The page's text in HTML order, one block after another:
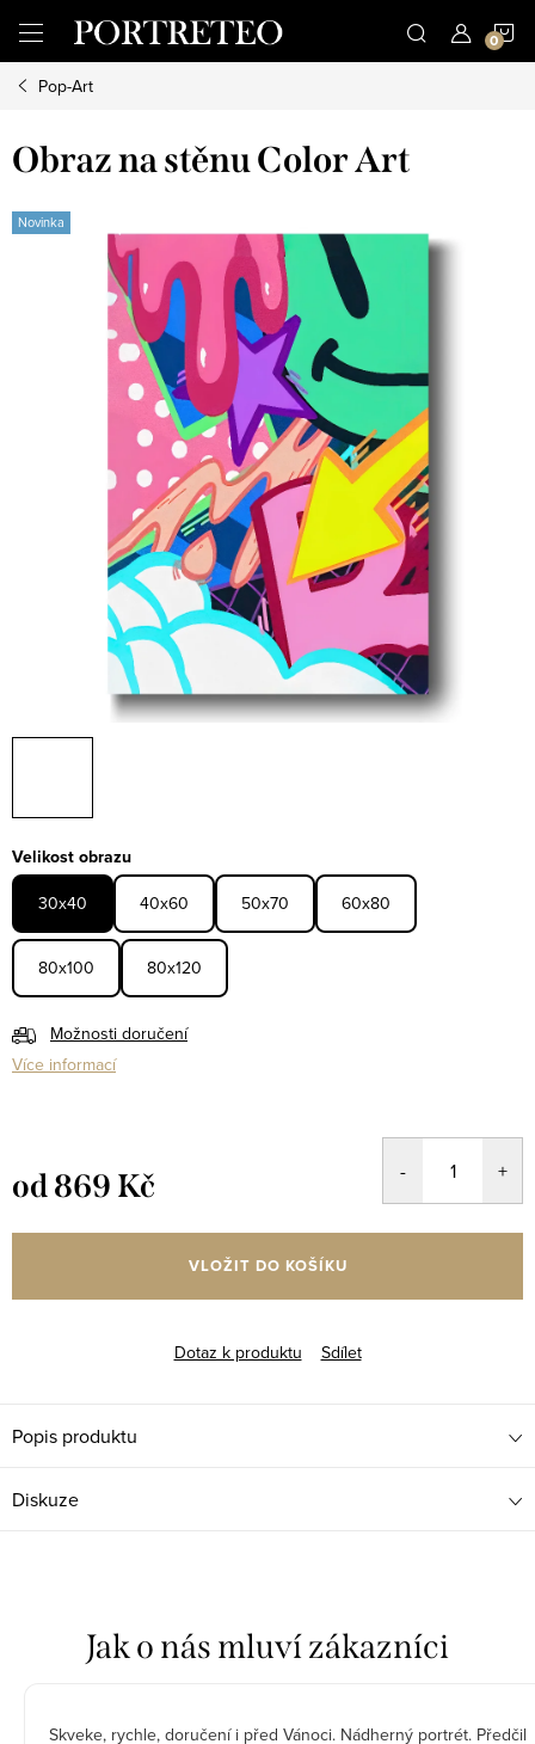
obsah
Pop-Art
Obraz na stěnu Color Art
Novinka
Velikost obrazu
30x40 40x60 50x70 60x80
80x100 80x120
Možnosti doručení
Více informací
od869 Kč
VLOŽIT DO KOŠÍKU
Dotaz k produktu Sdílet
Popis produktu
Diskuze
Skveke, rychle, doručení i před Vánoci. Nádherný portrét. Předčil